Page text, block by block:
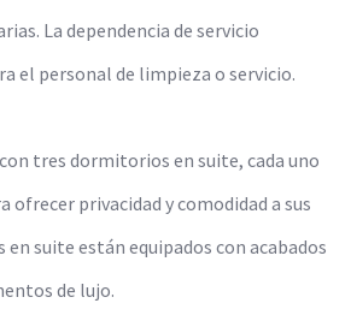
La dependencia de servicio
el personal de limpieza o servicio.
tres dormitorios en suite, cada uno
ofrecer privacidad y comodidad a sus
en suite están equipados con acabados
de lujo.